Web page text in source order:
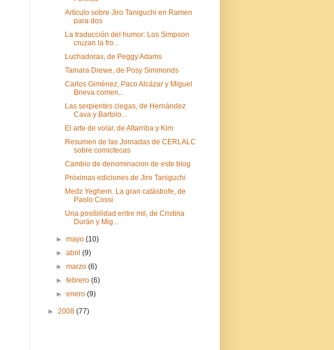
Artículo sobre Jiro Taniguchi en Ramen
para dos
La traducción del humor: Los Simpson
cruzan la fro...
Luchadoras, de Peggy Adams
Tamara Drewe, de Posy Simmonds
Carlos Giménez, Paco Alcázar y Miguel
Brieva comen...
Las serpientes ciegas, de Hernández
Cava y Bartolo...
El arte de volar, de Altarriba y Kim
Resumen de las Jornadas de CERLALC
sobre comictecas
Cambio de denominacion de este blog
Próximas ediciones de Jiro Taniguchi
Medz Yeghern. La gran catástrofe, de
Paolo Cossi
Una posibilidad entre mil, de Cristina
Durán y Mig...
►mayo(10)
►abril(9)
►marzo(6)
►febrero(6)
►enero(9)
► 2008 (77)